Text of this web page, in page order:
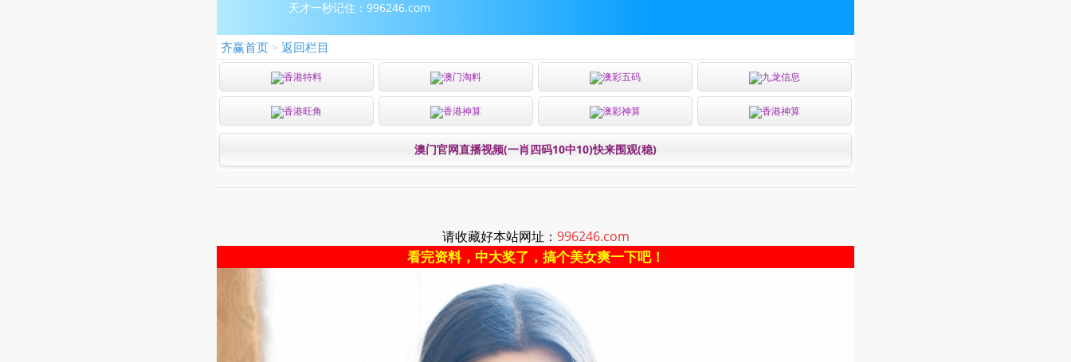
天才一秒记住：996246.com
齐赢首页 > 返回栏目
香港特料 澳门淘料 澳彩五码 九龙信息
香港旺角 香港神算 澳彩神算 香港神算
澳门官网直播视频(一肖四码10中10)快来围观(稳)
请收藏好本站网址： 996246.com
看完资料，中大奖了，搞个美女爽一下吧！